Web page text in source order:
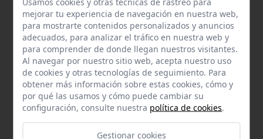
Yesar
Osuna a 3,94 km.
mejorar tu experiencia de navegación en nuestra web,
para mostrarte contenidos personalizados y anuncios
adecuados, para analizar el tráfico en nuestra web y
para comprender de donde llegan nuestros visitantes.
Al navegar por nuestro sitio web, acepta nuestro uso
de cookies y otras tecnologías de seguimiento. Para
obtener más información sobre estas cookies, cómo y
por qué las usamos y cómo puede cambiar su
configuración, consulte nuestra política de cookies.
Gestionar cookies